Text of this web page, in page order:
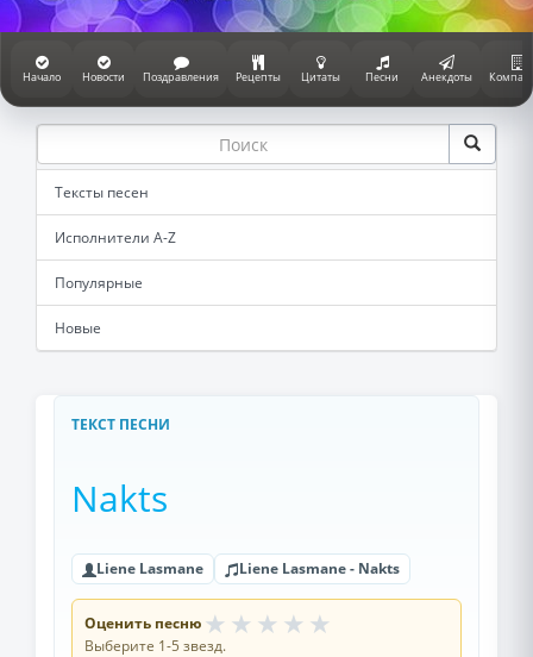
Начало Новости Поздравления Рецепты Цитаты Песни Анекдоты
Тексты песен
Исполнители A-Z
Популярные
Новые
ТЕКСТ ПЕСНИ
Nakts
Liene Lasmane Liene Lasmane - Nakts
Оценить песню ★ ★ ★ ★ ★
Выберите 1-5 звезд.